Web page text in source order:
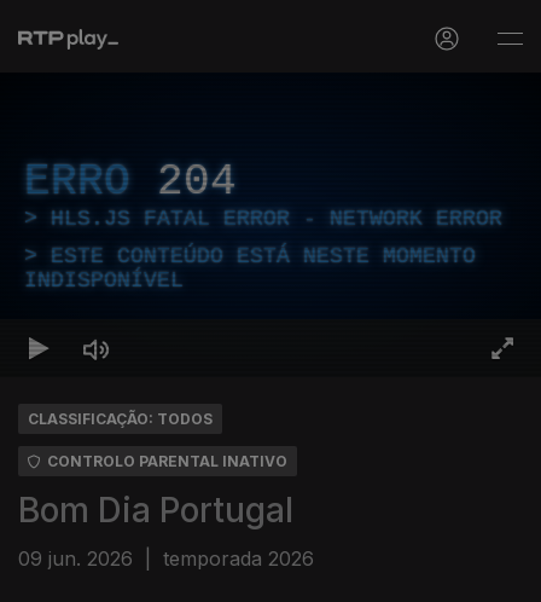
ERRO 204
HLS.JS FATAL ERROR - NETWORK ERROR
ESTE CONTEÚDO ESTÁ NESTE MOMENTO
INDISPONÍVEL
CLASSIFICAÇÃO: TODOS
CONTROLO PARENTAL INATIVO
Bom Dia Portugal
09 jun. 2026 temporada 2026